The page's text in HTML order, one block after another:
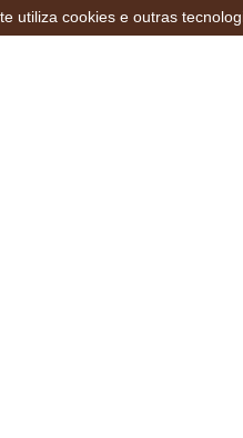
utiliza cookies e outras